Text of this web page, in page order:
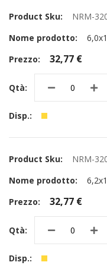
NRM-
32,77 €
NRM-
32,77 €